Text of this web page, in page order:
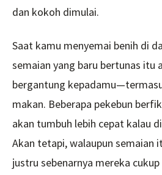
dan kokoh dimulai.
Saat kamu menyemai benih di
semaian yang baru bertunas itu
bergantung
makan. Beberapa pekebun
akan tumbuh lebih cepat kalau
Akan tetapi, walaupun semaian
justru sebenarnya mereka